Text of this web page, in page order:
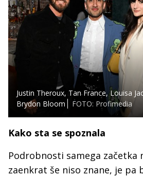
Justin Theroux, Tan France, Louisa
Brydon Bloom
FOTO: Profimedia
Kako sta se spoznala
Podrobnosti samega začetka
zaenkrat še niso znane, je pa